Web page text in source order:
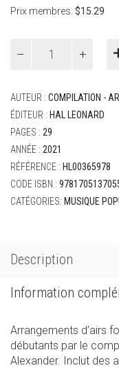
Prix membres: $15.29
-
Mini
Overtures
AUTEUR : COMPILATION -
ÉDITEUR : HAL LEONARD
PAGES : 29
ANNÉE : 2021
RÉFÉRENCE : HL00365978
CODE ISBN :
CATÉGORIES: MUSIQUE
Description
Information
Arrangements d’airs
débutants par le
Alexander. Inclut des